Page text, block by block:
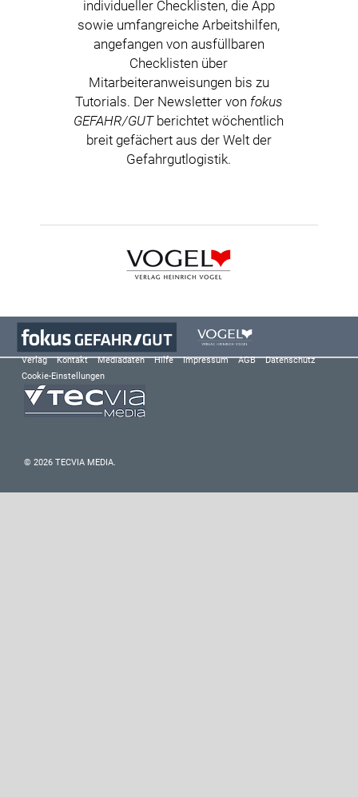
individueller Checklisten, die App
sowie umfangreiche Arbeitshilfen,
angefangen von ausfüllbaren
Checklisten über
Mitarbeiteranweisungen bis zu
Tutorials. Der Newsletter von fokus
GEFAHR/GUTberichtet wöchentlich
breit gefächert aus der Welt der
Gefahrgutlogistik.
Verlag Kontakt Mediadaten Hilfe Impressum AGB
Datenschutz
Cookie-Einstellungen
© 2026 TECVIA MEDIA.